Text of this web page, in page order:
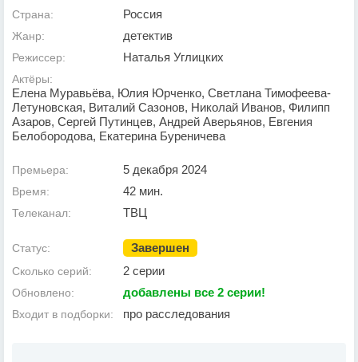
Страна: Россия
Жанр: детектив
Режиссер: Наталья Углицких
Актёры:
Елена Муравьёва, Юлия Юрченко, Светлана Тимофеева-
Летуновская, Виталий Сазонов, Николай Иванов, Филипп
Азаров, Сергей Путинцев, Андрей Аверьянов, Евгения
Белобородова, Екатерина Буреничева
Премьера: 5 декабря 2024
Время: 42 мин.
Телеканал: ТВЦ
Статус: Завершен
Сколько серий: 2 серии
Обновлено: добавлены все 2 серии!
Входит в подборки: про расследования